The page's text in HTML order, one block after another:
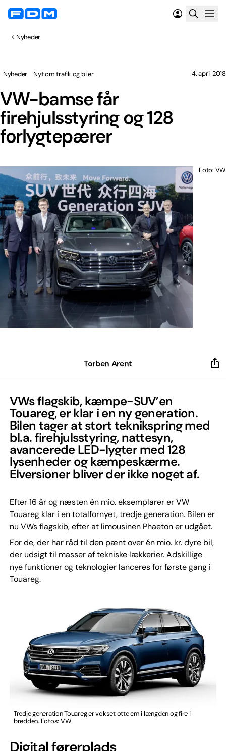
Nyheder
VW-bamse får
firehjulsstyring og 128
forlygtepærer
Nyheder Nyt om trafik og biler 4. april 2018
Foto: VW
Torben Arent
VWs flagskib, kæmpe-SUV’en
Touareg, er klar i en ny generation.
Bilen tager at stort teknikspring med
bl.a. firehjulsstyring, nattesyn,
avancerede LED-lygter med 128
lysenheder og kæmpeskærme.
Elversioner bliver der ikke noget af.
Efter 16 år og næsten én mio. eksemplarer er VW
Touareg klar i en totalfornyet, tredje generation. Bilen er
nu VWs flagskib, efter at limousinen Phaeton er udgået.
For de, der har råd til den pænt over én mio. kr. dyre bil,
der udsigt til masser af tekniske lækkerier. Adskillige
nye funktioner og teknologier lanceres for første gang i
Touareg.
Tredje generation Touareg er vokset otte cm i længden og fire i
bredden. Fotos: VW